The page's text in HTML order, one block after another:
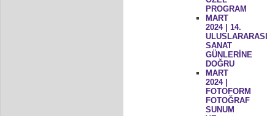
PROGRAM
MART
2024 | 14.
ULUSLARARASI
SANAT
GÜNLERİNE
DOĞRU
MART
2024 |
FOTOFORM
FOTOĞRAF
SUNUM